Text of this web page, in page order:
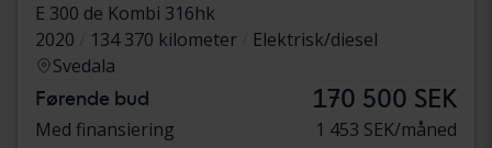
E 300 de Kombi 316hk
2020
134 370 kilometer
Elektrisk/diesel
Svedala
Førende bud 170 500 SEK
Med finansiering 1 453 SEK/måned